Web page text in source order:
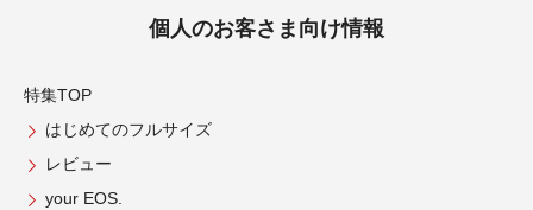
個人のお客さま向け情報
特集TOP
はじめてのフルサイズ
レビュー
your EOS.